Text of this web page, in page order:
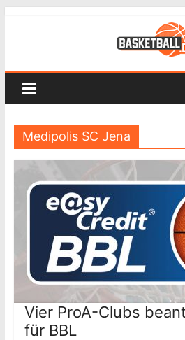
Medipolis SC Jena
Vier ProA-Clubs
für BBL